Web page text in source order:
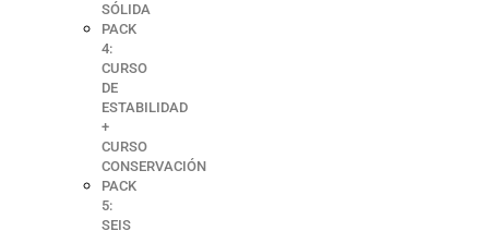
SÓLIDA
PACK
4:
CURSO
DE
ESTABILIDAD
+
CURSO
CONSERVACIÓN
PACK
5:
SEIS